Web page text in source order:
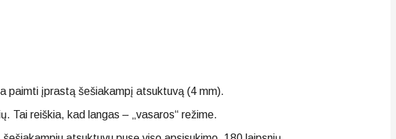
paimti įprastą šešiakampį atsuktuvą (4 mm).
Tai reiškia, kad langas – „vasaros“ režime.